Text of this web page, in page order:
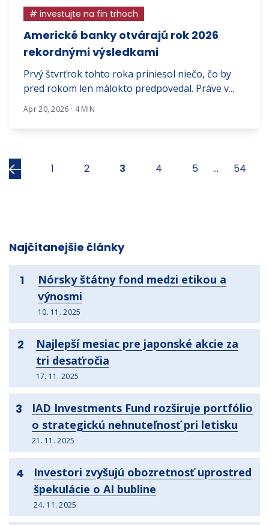
# investujte na fin trhoch
Americké banky otvárajú rok 2026
rekordnými výsledkami
Prvý štvrťrok tohto roka priniesol niečo, čo by
pred rokom len málokto predpovedal. Práve v...
Apr 20, 2026 · 4 MIN
Predchádzajúci
1 2 3 4 5 ... 54
Najčítanejšie články
1
Nórsky štátny fond medzi etikou a
výnosmi
10. 11. 2025
2
Najlepší mesiac pre japonské akcie za
tri desaťročia
17. 11. 2025
3
IAD Investments Fund rozširuje portfólio
o strategickú nehnuteľnosť pri letisku
21. 11. 2025
4
Investori zvyšujú obozretnosť uprostred
špekulácie o AI bubline
24. 11. 2025